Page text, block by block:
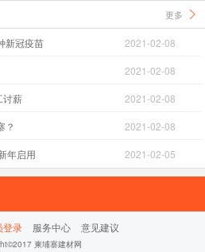
更多 
新冠疫苗 2021-02-08
2021-02-08
讨薪 2021-02-08
？ 2021-02-08
年启用 2021-02-05
登录 服务中心 意见建议
柬埔寨建材网